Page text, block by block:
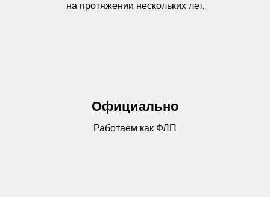
на протяжении нескольких лет.
Официально
Работаем как ФЛП